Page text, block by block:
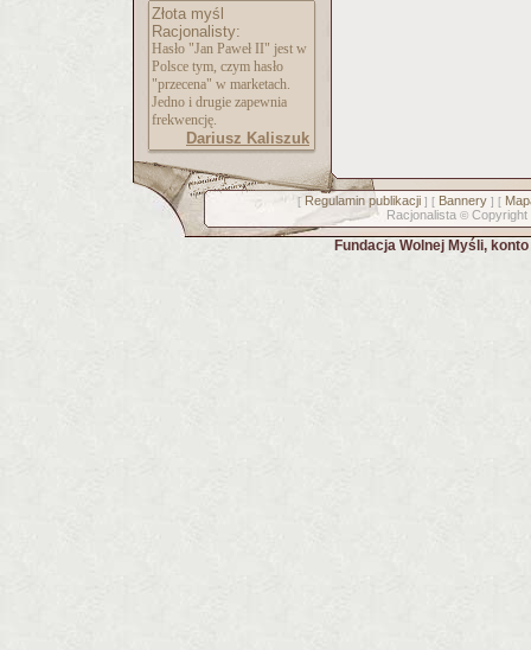
Złota myśl
Racjonalisty:
Hasło "Jan Paweł II" jest w
Polsce tym, czym hasło
"przecena" w marketach.
Jedno i drugie zapewnia
frekwencję.
Dariusz Kaliszuk
[ Regulamin publikacji] [ Bannery] [
Racjonalista © Copyright
Fundacja Wolnej Myśli,